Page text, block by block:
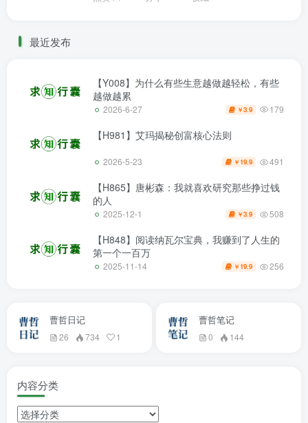
最近发布
【Y008】为什么有些生意越做越轻松，有些
越做越累
2026-6-27 ￥3.9 179
【H981】艾玛揭秘创富核心法则
2026-5-23 ￥ 19.9 491
【H865】唐彬森：我就喜欢研究那些挣过钱
的人
2025-12-1 ￥3.9 508
【H848】阅读纳瓦尔宝典，我赚到了人生的
第一个一百万
2025-11-14 ￥ 19.9 256
曹哲日记
26 734 1
曹哲笔记
0 144
内容分类